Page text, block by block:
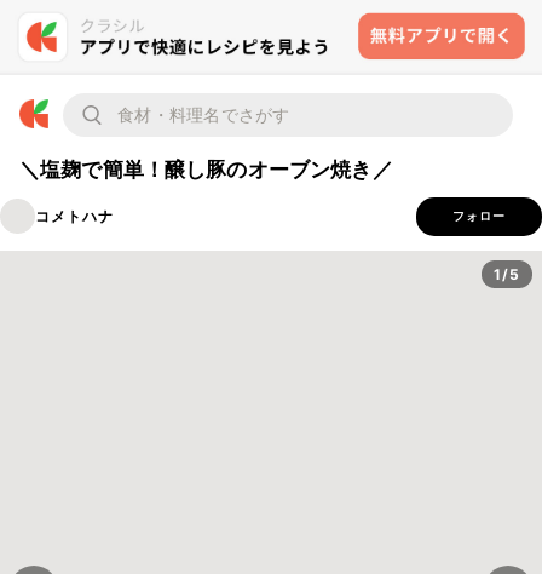
＼塩麹で簡単！醸し豚のオーブン焼き／
コメトハナ フォロー
1/5